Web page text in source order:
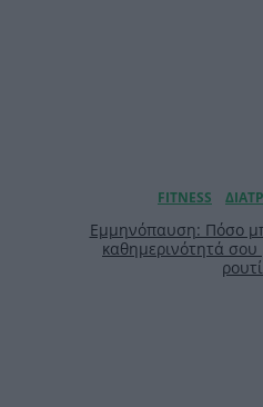
Εμμηνόπαυση: Πόσο
καθημερινότητά